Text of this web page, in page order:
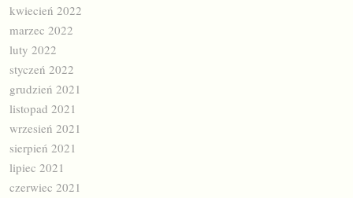
kwiecień 2022
marzec 2022
luty 2022
styczeń 2022
grudzień 2021
listopad 2021
wrzesień 2021
sierpień 2021
lipiec 2021
czerwiec 2021